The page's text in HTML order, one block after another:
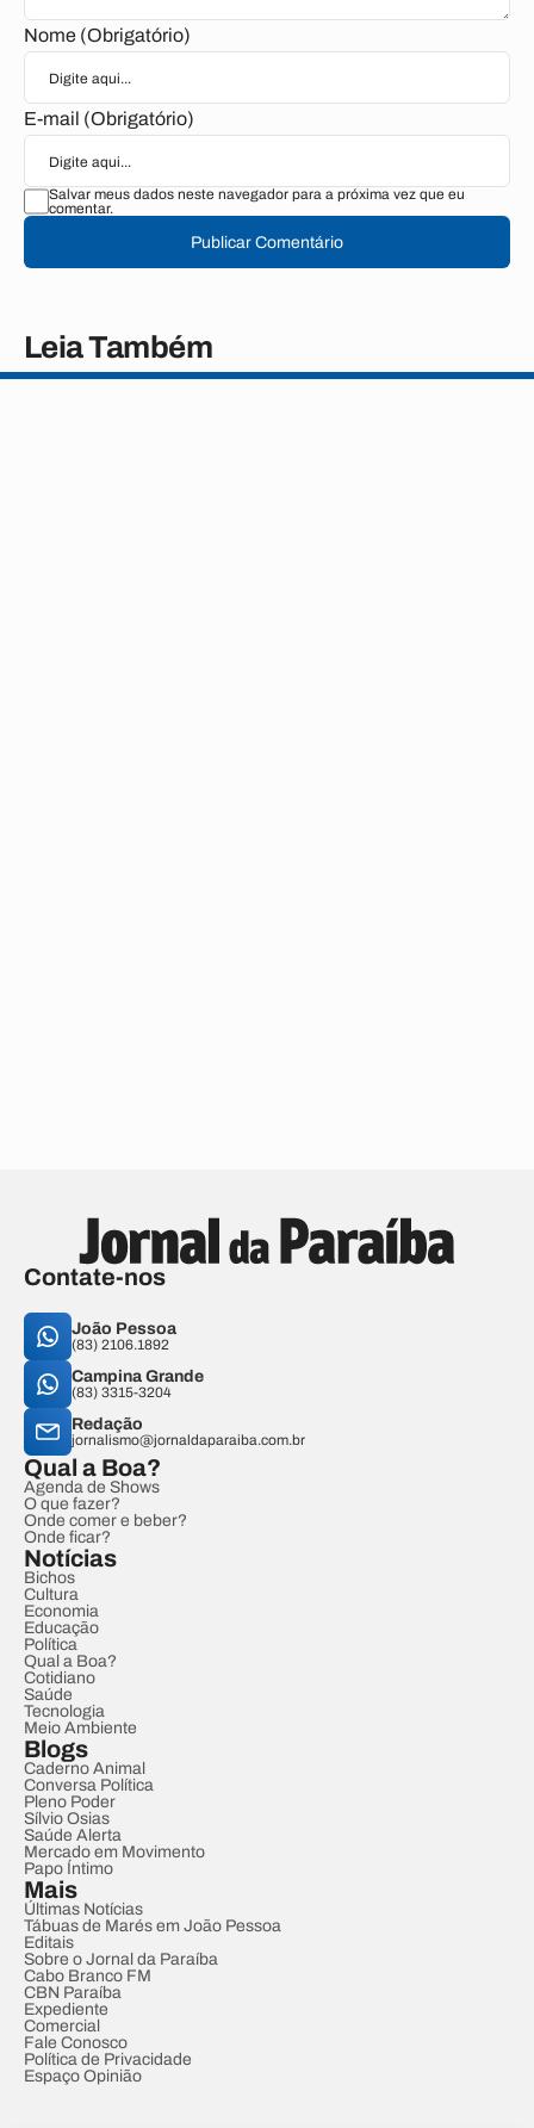
Nome (Obrigatório)
E-mail (Obrigatório)
Salvar meus dados neste navegador para a próxima vez que eu
comentar.
Publicar Comentário
Leia Também
Contate-nos
João Pessoa
(83) 2106.1892
Campina Grande
(83) 3315-3204
Redação
jornalismo@jornaldaparaiba.com.br
Qual a Boa?
Agenda de Shows
O que fazer?
Onde comer e beber?
Onde ficar?
Notícias
Bichos
Cultura
Economia
Educação
Política
Qual a Boa?
Cotidiano
Saúde
Tecnologia
Meio Ambiente
Blogs
Caderno Animal
Conversa Política
Pleno Poder
Sílvio Osias
Saúde Alerta
Mercado em Movimento
Papo Íntimo
Mais
Últimas Notícias
Tábuas de Marés em João Pessoa
Editais
Sobre o Jornal da Paraíba
Cabo Branco FM
CBN Paraíba
Expediente
Comercial
Fale Conosco
Política de Privacidade
Espaço Opinião